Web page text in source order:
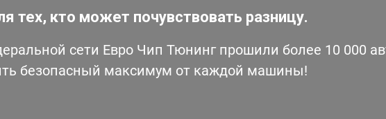
тех, кто может почувствовать разницу.
сети Евро Чип Тюнинг прошили более 10 000
безопасный максимум от каждой машины!